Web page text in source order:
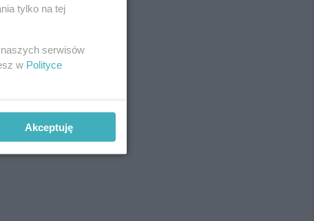
REKLAMA
tylko na tej
serwisów
w Polityce
Akceptuję